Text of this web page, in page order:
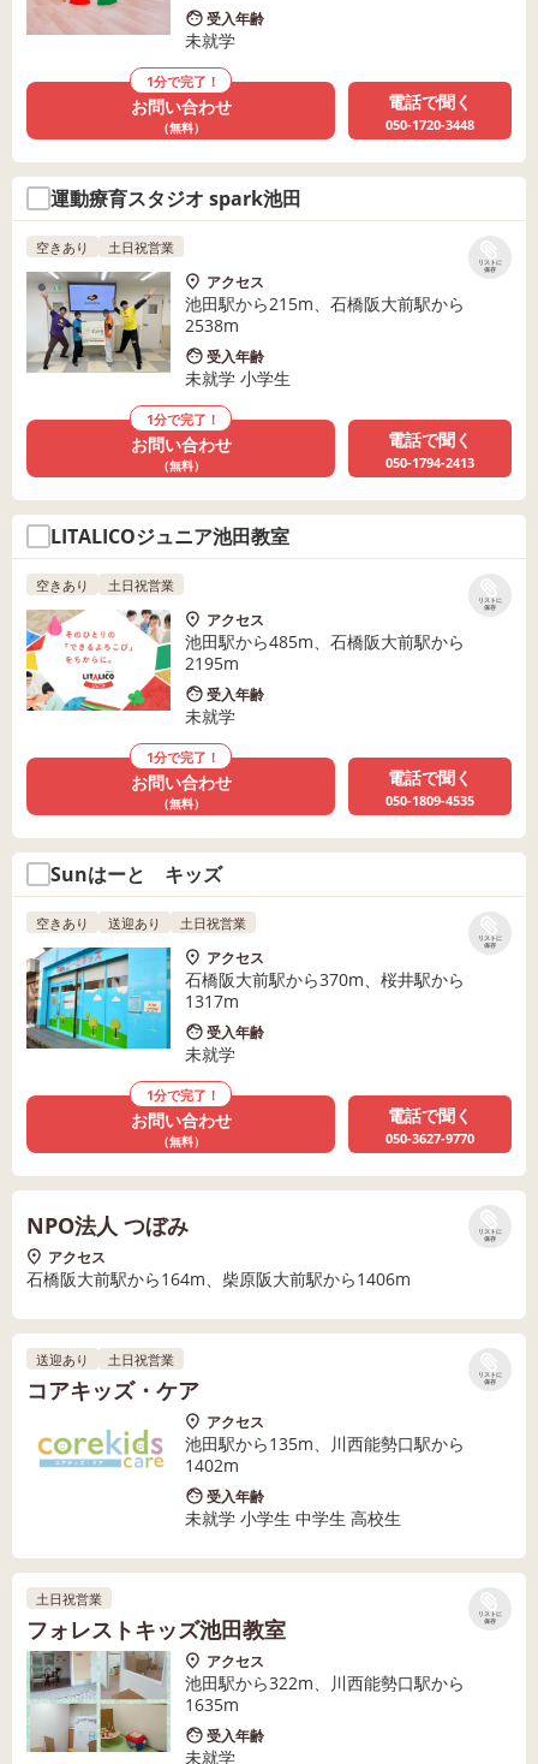
受入年齢
未就学
1分で完了！
お問い合わせ
（無料）
電話で聞く
050-1720-3448
運動療育スタジオ spark池田
リストに
保存
空きあり 土日祝営業
アクセス
池田駅から215m、石橋阪大前駅から
2538m
受入年齢
未就学 小学生
1分で完了！
お問い合わせ
（無料）
電話で聞く
050-1794-2413
LITALICOジュニア池田教室
リストに
保存
空きあり 土日祝営業
アクセス
池田駅から485m、石橋阪大前駅から
2195m
受入年齢
未就学
1分で完了！
お問い合わせ
（無料）
電話で聞く
050-1809-4535
Sunはーと キッズ
リストに
保存
空きあり 送迎あり 土日祝営業
アクセス
石橋阪大前駅から370m、桜井駅から
1317m
受入年齢
未就学
1分で完了！
お問い合わせ
（無料）
電話で聞く
050-3627-9770
リストに
保存
NPO法人 つぼみ
アクセス
石橋阪大前駅から164m、柴原阪大前駅から1406m
リストに
保存
送迎あり 土日祝営業
コアキッズ・ケア
アクセス
池田駅から135m、川西能勢口駅から
1402m
受入年齢
未就学 小学生 中学生 高校生
リストに
保存
土日祝営業
フォレストキッズ池田教室
アクセス
池田駅から322m、川西能勢口駅から
1635m
受入年齢
未就学